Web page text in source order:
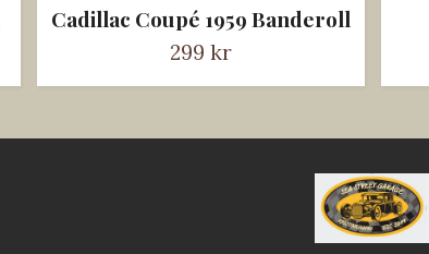
Cadillac Coupé 1959 Banderoll
299 kr